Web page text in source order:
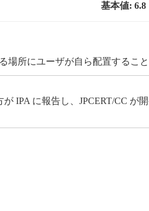
基本値: 6.8
場所にユーザが自ら配置するこ
IPA に報告し、JPCERT/CC が